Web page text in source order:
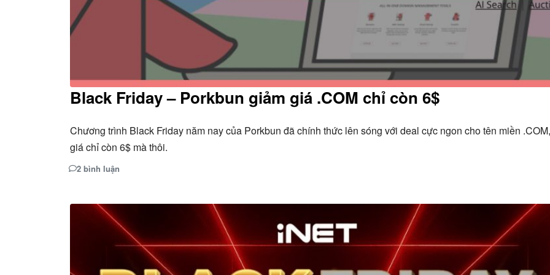
Black Friday – Porkbun giảm giá .COM chỉ còn 6$
Chương trình Black Friday năm nay của Porkbun đã chính thức lên sóng với deal cực ngon cho tên miền .COM,
giá chỉ còn 6$ mà thôi.
2 bình luận